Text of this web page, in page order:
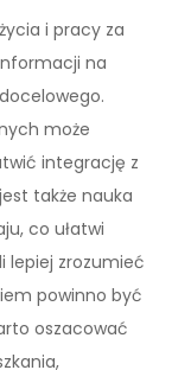
i pracy za
na
może
integrację z
także nauka
co ułatwi
lepiej zrozumieć
powinno być
oszacować